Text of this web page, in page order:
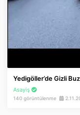
Yedigöller’de Gizli
Asayiş
140 görüntülenme